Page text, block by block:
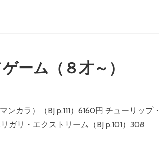
ーム（８才～）
カラ）（BJ p.111）6160円 チューリッ
ガリ・エクストリーム（BJ p.101）308